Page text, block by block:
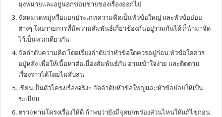
มุ่งหมายและอยู่นอกขอบข่ายของเรื่องออกไป
จัดหมวดหมู่หรือแยกประเภทความคิดเป็นหัวข้อใหญ่ และหัวข้อย่อย
ต่างๆ โดยรายการที่มีความสัมพันธ์เกี่ยวข้องกันอยู่รวมกันได้ ก็นำมาจัด
ไว้เป็นพวกเดียวกัน
จัดลำดับความคิด โดยเรียงลำดับว่าหัวข้อใดควรอยู่ก่อน หัวข้อใดควร
อยู่หลัง เพื่อให้เนื้อหาต่อเนื่องสัมพันธ์กัน อ่านเข้าใจง่าย และติดตาม
เรื่องราวได้โดยไม่สับสน
เขียนเป็นตัวโครงเรื่องจริงๆ จัดลำดับหัวข้อใหญ่และหัวข้อย่อยให้เป็น
ระเบียบ
ตรวจทานโครงเรื่องให้ดี ถ้าพบว่ายังมีจุดบกพร่องส่วนไหนให้แก้ไขก่อน